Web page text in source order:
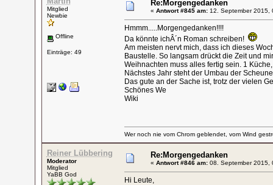
Mitglied
Newbie
Offline
Einträge: 49
Re:Morgengedanken
« Antwort #845 am:12. September 2015,
Hmmm.....Morgengedanken!!!!
Da könnte ichÂ´n Roman schreiben!
Am meisten nervt mich, dass ich dieses
Baustelle. So langsam drückt die Zeit und
Weihnachten muss alles fertig sein. 1
Nächstes Jahr steht der Umbau der
Das gute an der Sache ist, trotz der vielen
Schönes We
Wiki
Wer noch nie vom Chrom geblendet, vom Wind
Reiner Lübbering
Moderator
Mitglied
YaBB God
Re:Morgengedanken
« Antwort #846 am:08. September 2015,
Hi Leute,